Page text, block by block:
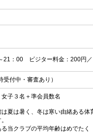
21：00 ビジター料金：200円
付中・審査あり）
子３名＋準会員数名
夏は暑く、冬は寒い由緒ある体
当クラブの平均年齢はめでたく